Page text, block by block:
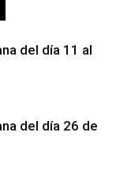
del día 11 al
del día 26 de